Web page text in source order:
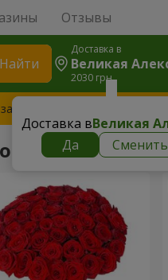
Отзывы
Найти
Доставка в
2030 грн
Доставка в
Да
Сменить
букет